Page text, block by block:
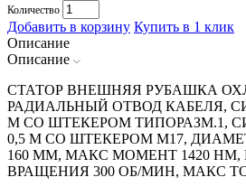
Количество
Добавить в корзину Купить в 1 клик
Описание
Описание
СТАТОР ВНЕШНЯЯ РУБАШКА
РАДИАЛЬНЫЙ ОТВОД КАБЕЛЯ,
М СО ШТЕКЕРОМ ТИПОРАЗМ.1,
0,5 М СО ШТЕКЕРОМ M17,
160 ММ, МАКС МОМЕНТ 1420
ВРАЩЕНИЯ 300 ОБ/МИН, МАКС